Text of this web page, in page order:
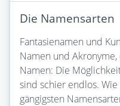
Die Namensarten
Fantasienamen und
Namen und
Namen: Die
sind schier endlos.
gängigsten